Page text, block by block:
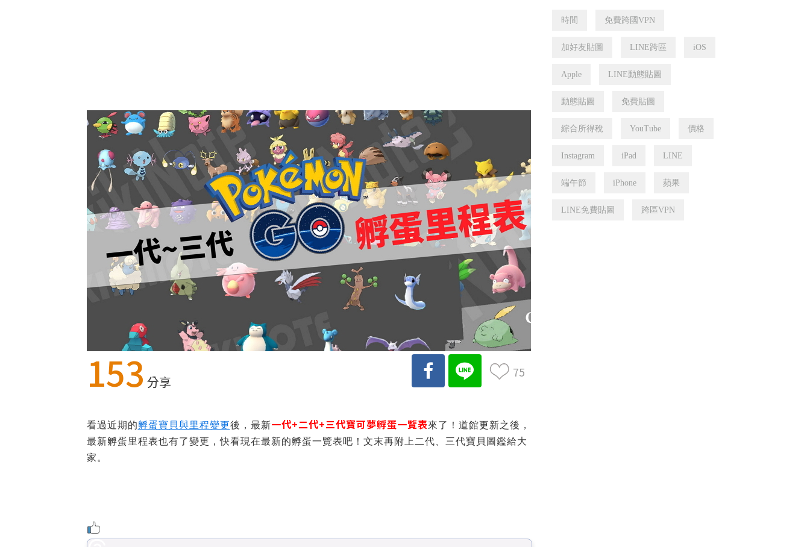
時間 免費跨國VPN
加好友貼圖 LINE跨區 iOS
Apple LINE動態貼圖
動態貼圖 免費貼圖
綜合所得稅 YouTube 價格
Instagram iPad LINE
端午節 iPhone 蘋果
LINE免費貼圖 跨區VPN
153 分享
75
看過近期的孵蛋寶貝與里程變更後，最新一代+二代+三代寶可夢孵蛋一覽表來了！道館更新之後，
最新孵蛋里程表也有了變更，快看現在最新的孵蛋一覽表吧！文末再附上二代、三代寶貝圖鑑給大
家。